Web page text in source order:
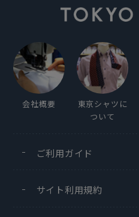
2025年11月26日
この商品に対す
会社概要
東京シャツに
ついて
ご利用ガイド
サイト利用規約